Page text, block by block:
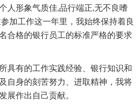
人形象气质佳,品行端正,无不良嗜
加工作这一年里，我始终保持着良
合格的银行员工的标准严格的要求
具有的工作实践经验、银行知识和
自身的刻苦努力、进取精神，我将
展作出自己贡献。